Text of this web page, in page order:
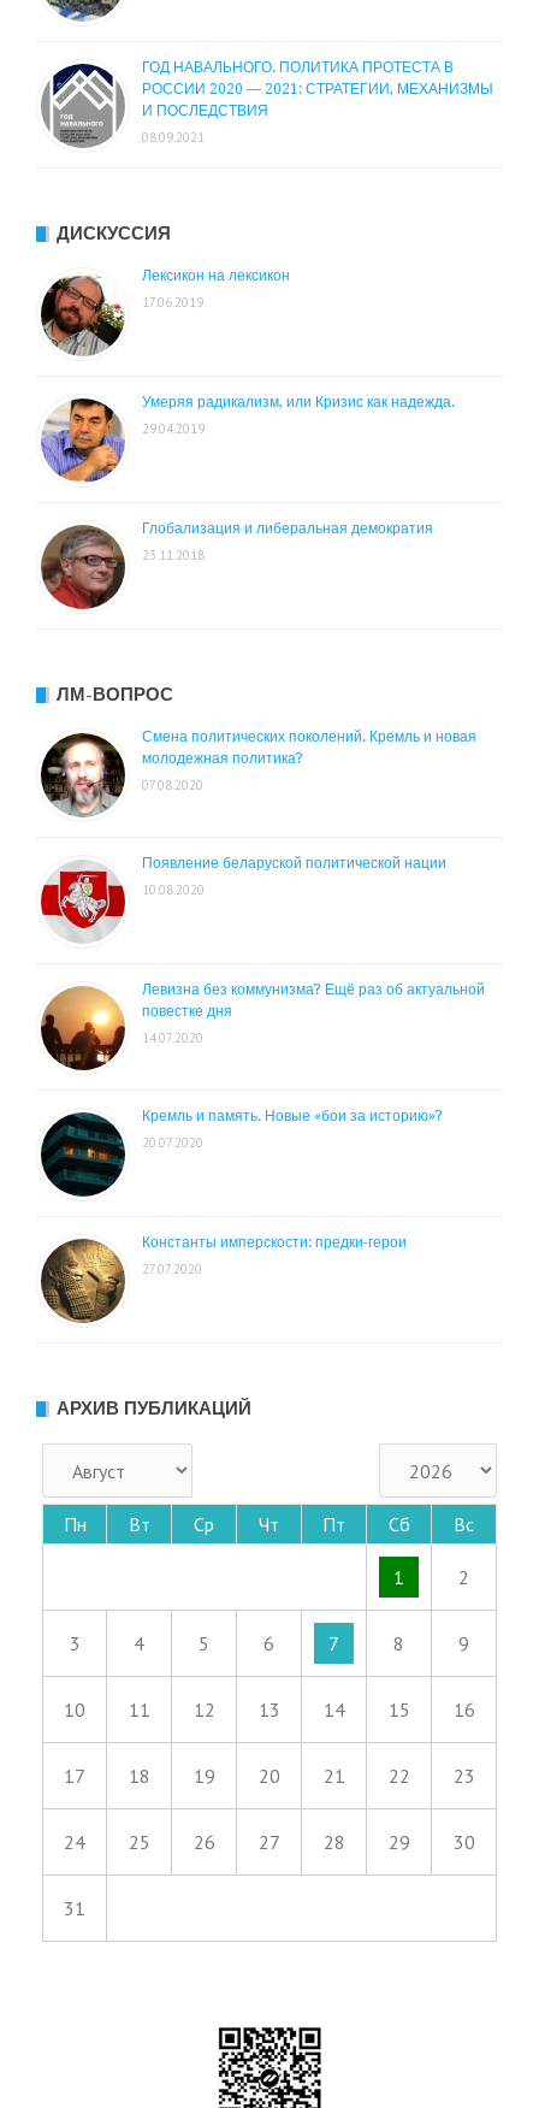
ГОД НАВАЛЬНОГО. ПОЛИТИКА ПРОТЕСТА В
РОССИИ 2020 — 2021: СТРАТЕГИИ, МЕХАНИЗМЫ
И ПОСЛЕДСТВИЯ
08.09.2021
ДИСКУССИЯ
Лексикон на лексикон
17.06.2019
Умеряя радикализм, или Кризис как надежда.
29.04.2019
Глобализация и либеральная демократия
23.11.2018
ЛМ-ВОПРОС
Смена политических поколений. Кремль и новая
молодежная политика?
07.08.2020
Появление беларуской политической нации
10.08.2020
Левизна без коммунизма? Ещё раз об актуальной
повестке дня
14.07.2020
Кремль и память. Новые «бои за историю»?
20.07.2020
Константы имперскости: предки-герои
27.07.2020
АРХИВ ПУБЛИКАЦИЙ
Пн Вт Ср Чт Пт Сб Вс
1 2
3 4 5 6 7 8 9
10 11 12 13 14 15 16
17 18 19 20 21 22 23
24 25 26 27 28 29 30
31